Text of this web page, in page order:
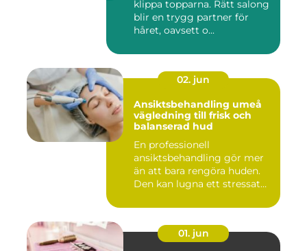
klippa topparna. Rätt salong
blir en trygg partner för
håret, oavsett o...
02. jun
Ansiktsbehandling umeå
vägledning till frisk och
balanserad hud
En professionell
ansiktsbehandling gör mer
än att bara rengöra huden.
Den kan lugna ett stressat
01. jun